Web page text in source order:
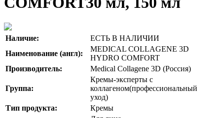
Наличие:
ЕСТЬ В НАЛИЧИИ
Наименование (англ):
MEDICAL COLLAGENE 3D
HYDRO COMFORT
Производитель:
Medical Collagene 3D (Россия)
Группа:
Кремы-эксперты с
коллагеном(профессиональный
уход)
Тип продукта:
Кремы